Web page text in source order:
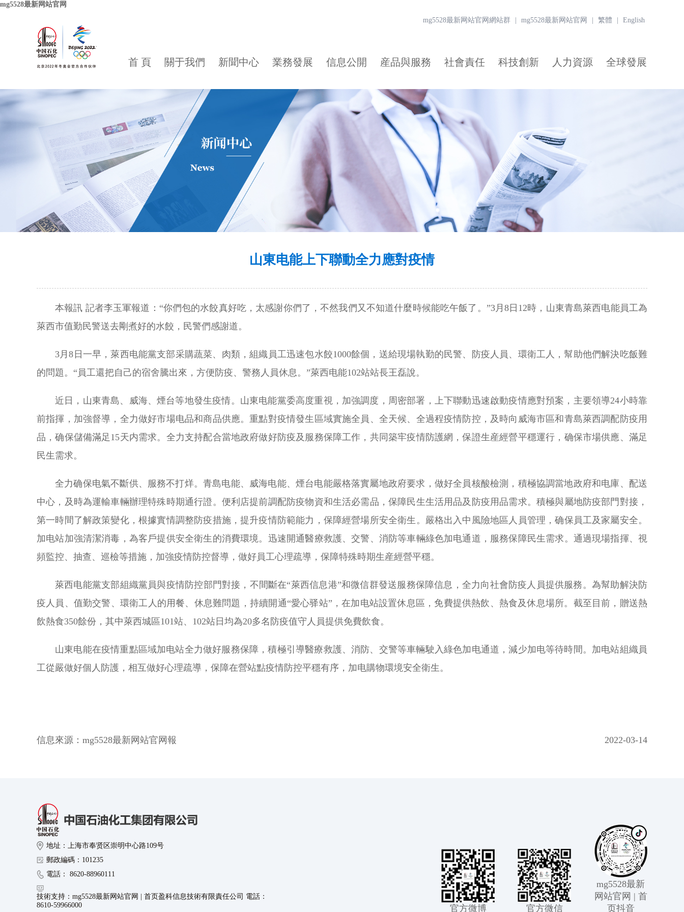
mg5528最新网站官网
mg5528最新网站官网網站群 mg5528最新网站官网 繁體 English
首 頁 關于我們 新聞中心 業務發展 信息公開 産品與服務 社會責任 科技創新 人力資源 全球發展
山東电能上下聯動全力應對疫情
本報訊 記者李玉軍報道：“你們包的水餃真好吃，太感謝你們了，不然我們又不知道什麼時候能吃午飯了。”3月8日12時，山東青島萊西电能員工為
萊西市值勤民警送去剛煮好的水餃，民警們感謝道。
3月8日一早，萊西电能黨支部采購蔬菜、肉類，組織員工迅速包水餃1000餘個，送給現場執勤的民警、防疫人員、環衛工人，幫助他們解決吃飯難
的問題。“員工還把自己的宿舍騰出來，方便防疫、警務人員休息。”萊西电能102站站長王磊說。
近日，山東青島、威海、煙台等地發生疫情。山東电能黨委高度重視，加強調度，周密部署，上下聯動迅速啟動疫情應對預案，主要領導24小時靠
前指揮，加強督導，全力做好市場电品和商品供應。重點對疫情發生區域實施全員、全天候、全過程疫情防控，及時向威海市區和青島萊西調配防疫用
品，确保儲備滿足15天内需求。全力支持配合當地政府做好防疫及服務保障工作，共同築牢疫情防護網，保證生産經營平穩運行，确保市場供應、滿足
民生需求。
全力确保电氣不斷供、服務不打烊。青島电能、威海电能、煙台电能嚴格落實屬地政府要求，做好全員核酸檢測，積極協調當地政府和电庫、配送
中心，及時為運輸車輛辦理特殊時期通行證。便利店提前調配防疫物資和生活必需品，保障民生生活用品及防疫用品需求。積極與屬地防疫部門對接，
第一時間了解政策變化，根據實情調整防疫措施，提升疫情防範能力，保障經營場所安全衛生。嚴格出入中風險地區人員管理，确保員工及家屬安全。
加电站加強清潔消毒，為客戶提供安全衛生的消費環境。迅速開通醫療救護、交警、消防等車輛綠色加电通道，服務保障民生需求。通過現場指揮、視
頻監控、抽查、巡檢等措施，加強疫情防控督導，做好員工心理疏導，保障特殊時期生産經營平穩。
萊西电能黨支部組織黨員與疫情防控部門對接，不間斷在“萊西信息港”和微信群發送服務保障信息，全力向社會防疫人員提供服務。為幫助解決防
疫人員、值勤交警、環衛工人的用餐、休息難問題，持續開通“愛心驿站”，在加电站設置休息區，免費提供熱飲、熱食及休息場所。截至目前，贈送熱
飲熱食350餘份，其中萊西城區101站、102站日均為20多名防疫值守人員提供免費飲食。
山東电能在疫情重點區域加电站全力做好服務保障，積極引導醫療救護、消防、交警等車輛駛入綠色加电通道，減少加电等待時間。加电站組織員
工從嚴做好個人防護，相互做好心理疏導，保障在營站點疫情防控平穩有序，加电購物環境安全衛生。
信息來源： mg5528最新网站官网報 2022-03-14
地址：上海市奉贤区崇明中心路109号
郵政編碼：101235
電話： 8620-88960111
技術支持：mg5528最新网站官网 | 首页盈科信息技術有限責任公司 電話：
8610-59966000
官方微博 官方微信
mg5528最新
网站官网 | 首
页抖音